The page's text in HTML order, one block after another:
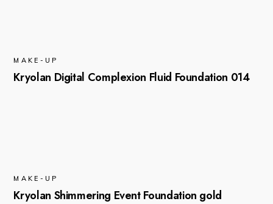
MAKE-UP
Kryolan Digital Complexion Fluid Foundation 014
MAKE-UP
Kryolan Shimmering Event Foundation gold